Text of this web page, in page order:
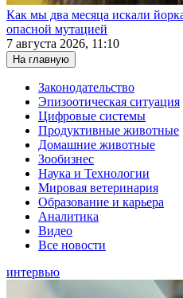
Как мы два месяца искали
опасной мутацией
7 августа 2026, 11:10
На главную
Законодательство
Эпизоотическая ситуация
Цифровые системы
Продуктивные животные
Домашние животные
Зообизнес
Наука и Технологии
Мировая ветеринария
Образование и карьера
Аналитика
Видео
Все новости
интервью